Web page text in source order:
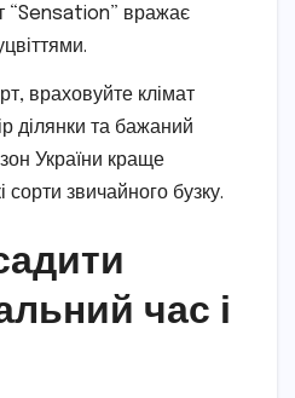
“Sensation” вражає
враховуйте клімат
ділянки та бажаний
України краще
сорти звичайного бузку.
час і